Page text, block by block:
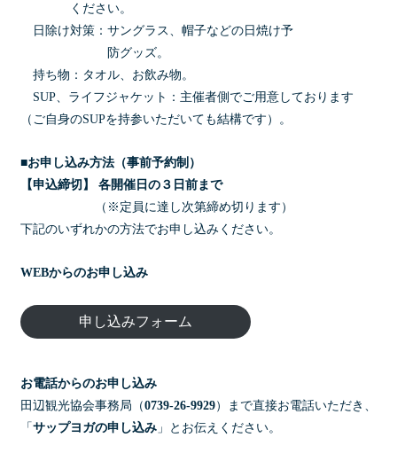
ください。
日除け対策：サングラス、帽子などの日焼け予
防グッズ。
持ち物：タオル、お飲み物。
SUP、ライフジャケット：主催者側でご用意しております
（ご自身のSUPを持参いただいても結構です）。
■お申し込み方法（事前予約制）
【申込締切】 各開催日の３日前まで
（※定員に達し次第締め切ります）
下記のいずれかの方法でお申し込みください。
WEBからのお申し込み
申し込みフォーム
お電話からのお申し込み
田辺観光協会事務局（0739-26-9929）まで直接お電話いただき、
「サップヨガの申し込み」とお伝えください。